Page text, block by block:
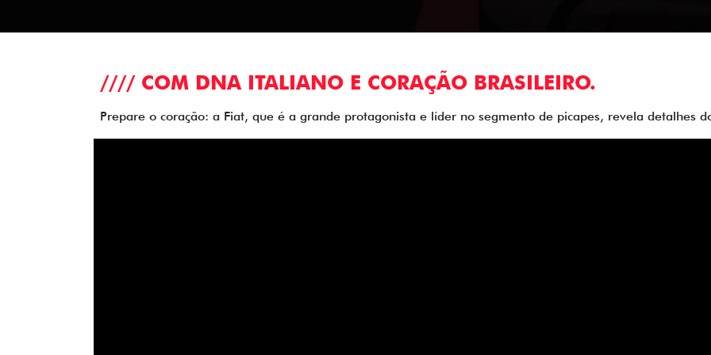
//// COM DNA ITALIANO E CORAÇÃO BRASILEIRO.
Prepare o coração: a Fiat, que é a grande protagonista e líder no segmento de picapes, revela detalhes